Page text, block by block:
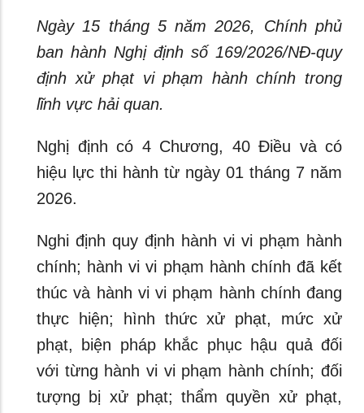
Ngày 15 tháng 5 năm 2026, Chính phủ
ban hành Nghị định số 169/2026/NĐ-quy
định xử phạt vi phạm hành chính trong
lĩnh vực hải quan.
Nghị định có 4 Chương, 40 Điều và có
hiệu lực thi hành từ ngày 01 tháng 7 năm
2026.
Nghi định quy định hành vi vi phạm hành
chính; hành vi vi phạm hành chính đã kết
thúc và hành vi vi phạm hành chính đang
thực hiện; hình thức xử phạt, mức xử
phạt, biện pháp khắc phục hậu quả đối
với từng hành vi vi phạm hành chính; đối
tượng bị xử phạt; thẩm quyền xử phạt,